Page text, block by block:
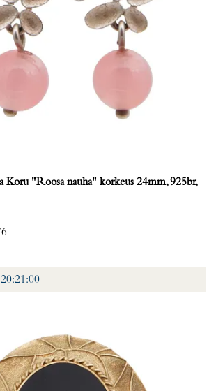
Koru "Roosa nauha" korkeus 24mm, 925br,